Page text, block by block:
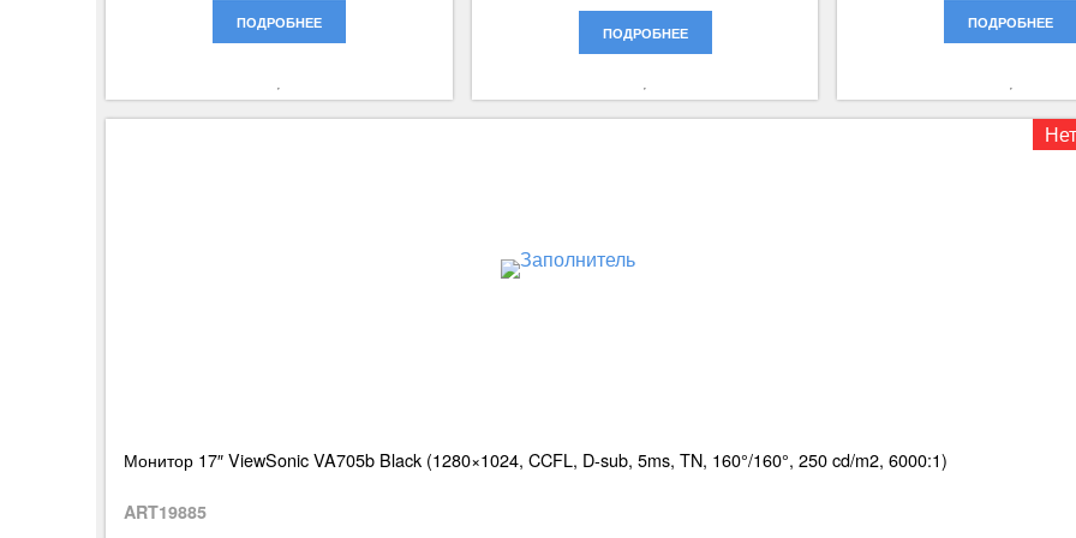
ПОДРОБНЕЕ
ПОДРОБНЕЕ
ПОДРОБНЕЕ
Монитор 17″ ViewSonic VA705b Black (1280×1024, CCFL, D-sub, 5ms, TN, 160°/160°, 250 cd/m2, 6000:1)
ART19885